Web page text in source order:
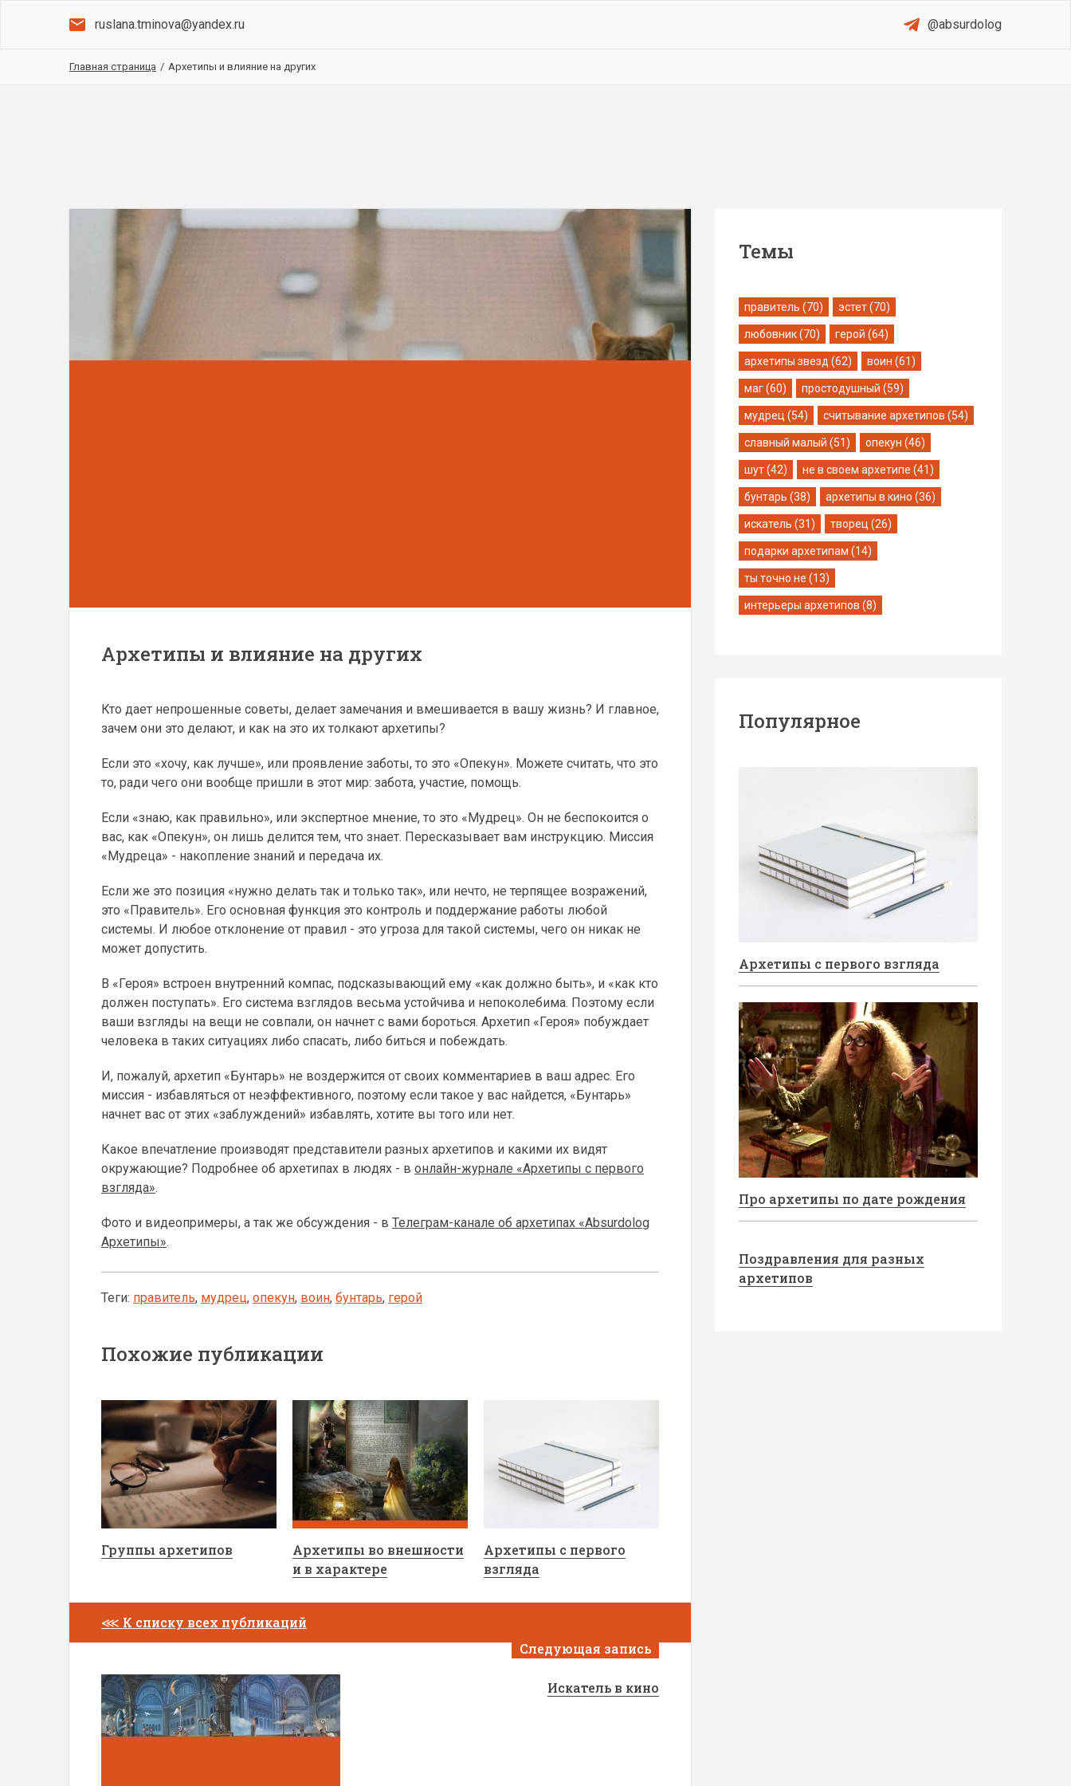
ruslana.tminova@yandex.ru @absurdolog
Главная страница / Архетипы и влияние на других
Архетипы и влияние на других
Кто дает непрошенные советы, делает замечания и вмешивается в вашу жизнь? И главное,
зачем они это делают, и как на это их толкают архетипы?
Если это «хочу, как лучше», или проявление заботы, то это «Опекун». Можете считать, что это
то, ради чего они вообще пришли в этот мир: забота, участие, помощь.
Если «знаю, как правильно», или экспертное мнение, то это «Мудрец». Он не беспокоится о
вас, как «Опекун», он лишь делится тем, что знает. Пересказывает вам инструкцию. Миссия
«Мудреца» - накопление знаний и передача их.
Если же это позиция «нужно делать так и только так», или нечто, не терпящее возражений,
это «Правитель». Его основная функция это контроль и поддержание работы любой
системы. И любое отклонение от правил - это угроза для такой системы, чего он никак не
может допустить.
В «Героя» встроен внутренний компас, подсказывающий ему «как должно быть», и «как кто
должен поступать». Его система взглядов весьма устойчива и непоколебима. Поэтому если
ваши взгляды на вещи не совпали, он начнет с вами бороться. Архетип «Героя» побуждает
человека в таких ситуациях либо спасать, либо биться и побеждать.
И, пожалуй, архетип «Бунтарь» не воздержится от своих комментариев в ваш адрес. Его
миссия - избавляться от неэффективного, поэтому если такое у вас найдется, «Бунтарь»
начнет вас от этих «заблуждений» избавлять, хотите вы того или нет.
Какое впечатление производят представители разных архетипов и какими их видят
окружающие? Подробнее об архетипах в людях - в онлайн-журнале «Архетипы с первого
взгляда».
Фото и видеопримеры, а так же обсуждения - в Телеграм-канале об архетипах «Absurdolog
Архетипы».
Теги: правитель, мудрец, опекун, воин, бунтарь, герой
Похожие публикации
Группы архетипов
Архетипы во внешности
и в характере
Архетипы с первого
взгляда
⋘ К списку всех публикаций
Следующая запись
Искатель в кино
Темы
правитель (70) эстет (70)
любовник (70) герой (64)
архетипы звезд (62) воин (61)
маг (60) простодушный (59)
мудрец (54) считывание архетипов (54)
славный малый (51) опекун (46)
шут (42) не в своем архетипе (41)
бунтарь (38) архетипы в кино (36)
искатель (31) творец (26)
подарки архетипам (14)
ты точно не (13)
интерьеры архетипов (8)
Популярное
Архетипы с первого взгляда
Про архетипы по дате рождения
Поздравления для разных
архетипов